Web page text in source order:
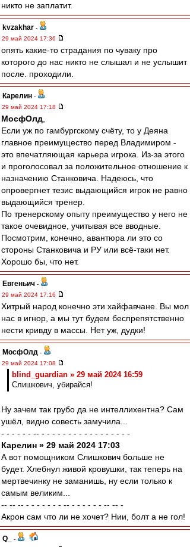
никто не заплатит.
kvzakhar -
29 май 2024 17:36
опять какие-то страдания по чуваку про
которого до нас никто не слышал и не услышит
после. проходили.
Карелин -
29 май 2024 17:18
МосфОлд
Если уж по гамбургскому счёту, то у Деяна
главное преимущество перед Владимиром -
это впечатляющая карьера игрока. Из-за этого
и проголосовал за положительное отношение к
назначению Станковича. Надеюсь, что
опровергнет тезис выдающийся игрок не равно
выдающийся тренер.
По тренерскому опыту преимущество у него не
такое очевидное, учитывая все вводные.
Посмотрим, конечно, авантюра ли это со
стороны Станковича и РУ или всё-таки нет.
Хорошо бы, что нет.
Евгеньич -
29 май 2024 17:16
Хитрый народ конечно эти хайфавчане. Вы мол
нас в игнор, а мы тут будем беспрепятственно
нести кривду в массы. Нет уж, дудки!
МосфОлд -
29 май 2024 17:08
blind_guardian » 29 май 2024 16:59
Слишкович, убирайся!
Ну зачем так грубо да не интеллихентна? Сам
ушёл, видно совесть замучила...
- - - - - - -- - - - - - - - - - - - - - - - - -
Карелин » 29 май 2024 17:03
А вот помощником Слишкович больше не
будет. Хлебнул живой кровушки, так теперь на
мертвечинку не заманишь, ну если только к
самым великим...
-- -- -- - - - - - - - -- - - - - - - -- -- -
Акрон сам что ли не хочет? Нии, болт а не гол!
Q_
-